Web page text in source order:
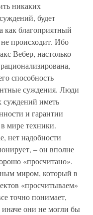
никаких
будет
как благоприятный
происходит. Ибо
Вебер, настолько
способность
суждения. Люди
суждений иметь
и гарантии
мире техники.
нет надобности
– он вполне
«просчитано».
миром, который в
«просчитываем»
точно понимает,
иначе они не могли бы